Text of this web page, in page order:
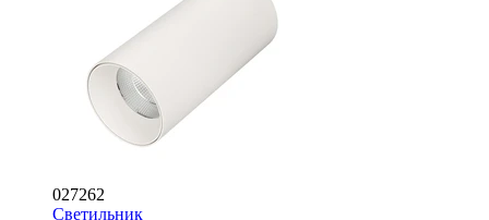
027262
Светильник